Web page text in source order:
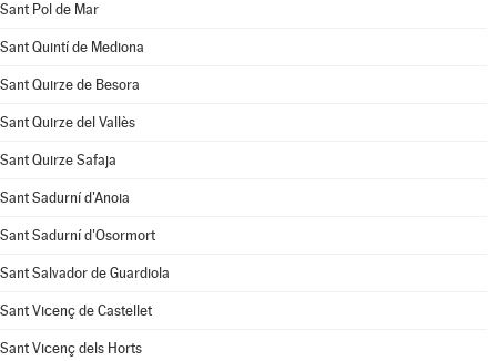
Sant Pol de Mar
Sant Quintí de Mediona
Sant Quirze de Besora
Sant Quirze del Vallès
Sant Quirze Safaja
Sant Sadurní d'Anoia
Sant Sadurní d'Osormort
Sant Salvador de Guardiola
Sant Vicenç de Castellet
Sant Vicenç dels Horts